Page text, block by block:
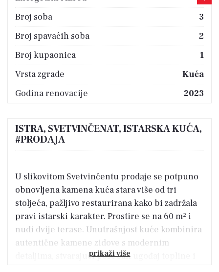
Broj soba
3
Broj spavaćih soba
2
Broj kupaonica
1
Vrsta zgrade
Kuća
Godina renovacije
2023
ISTRA, SVETVINČENAT, ISTARSKA KUĆA,
#PRODAJA
U slikovitom Svetvinčentu prodaje se potpuno
obnovljena kamena kuća stara više od tri
stoljeća, pažljivo restaurirana kako bi zadržala
pravi istarski karakter. Prostire se na 60 m² i
nudi dvije terase. Unutrašnjost kuće kombinira
autentične kamene zidove s modernim
detaljima, stvarajući poseban ugođaj topline i
prikaži više